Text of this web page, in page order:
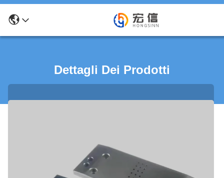
Dettagli Dei Prodotti